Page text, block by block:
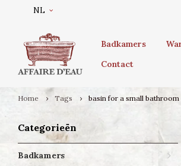
NL
Badkamers
Contact
Home Tags basin for a small bathroom
Categorieën
Badkamers